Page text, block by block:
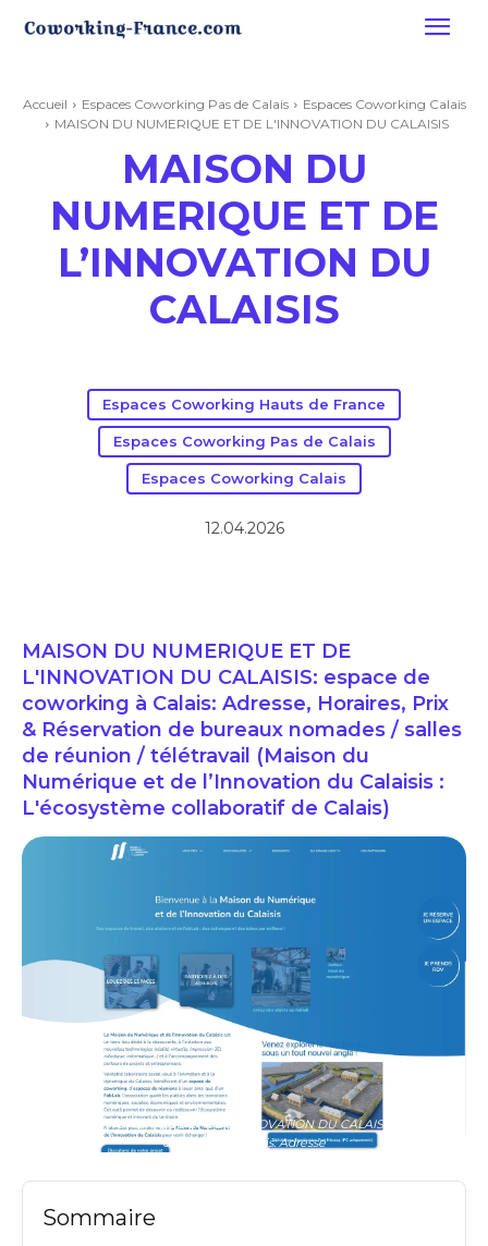
Accueil Espaces Coworking Pas de Calais
Espaces Coworking Calais
MAISON DU NUMERIQUE ET DE L'INNOVATION DU CALAISIS
MAISON DU
NUMERIQUE ET DE
L’INNOVATION DU
CALAISIS
Espaces Coworking Hauts de France
Espaces Coworking Pas de Calais
Espaces Coworking Calais
12.04.2026
MAISON DU NUMERIQUE ET DE
L'INNOVATION DU CALAISIS: espace de
coworking à Calais: Adresse, Horaires, Prix
& Réservation de bureaux nomades / salles
de réunion / télétravail (Maison du
Numérique et de l’Innovation du Calaisis :
L'écosystème collaboratif de Calais)
MAISON DU NUMERIQUE ET DE L'INNOVATION DU CALAISIS: espace de
coworking à Calais: Adresse
Sommaire